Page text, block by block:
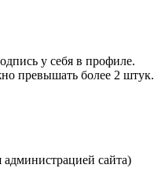
у себя в профиле.
превышать более 2 штук.
сайта)